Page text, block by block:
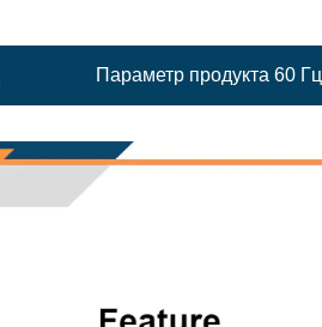
Параметр продукта 60 Гц